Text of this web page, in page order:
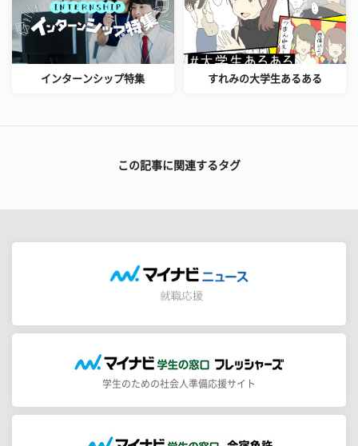
インターンシップ特集 すれみの大学生あるある
この記事に関連するタグ
学生のための社会人準備応援サイト